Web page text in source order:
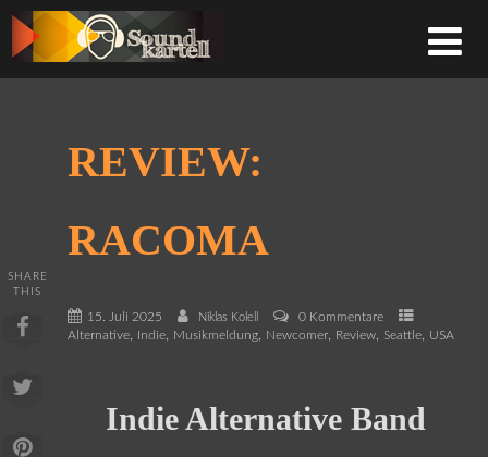
REVIEW:
RACOMA
15. Juli 2025 Niklas Kolell
0 Kommentare
Alternative, Indie, Musikmeldung, Newcomer, Review, Seattle, USA
SHARE
THIS
Indie Alternative Band